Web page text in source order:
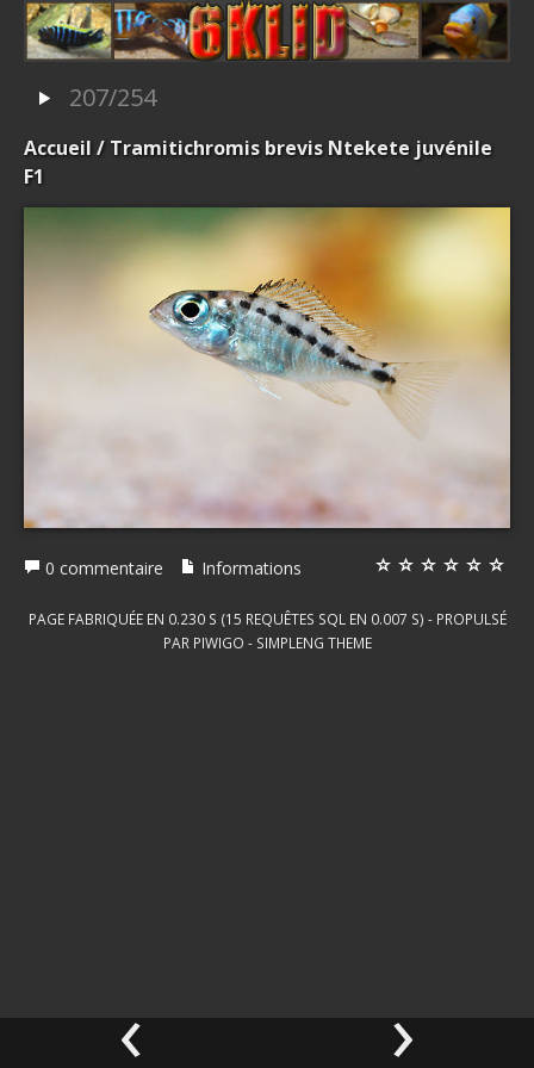
207/254
Accueil / Tramitichromis brevis Ntekete juvénile
F1
‹ ›
0 commentaire Informations
PAGE FABRIQUÉE EN 0.230 S (15 REQUÊTES SQL EN 0.007 S) - PROPULSÉ
PAR PIWIGO - SIMPLENG THEME